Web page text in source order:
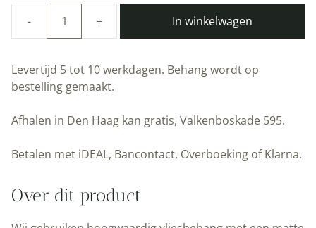
Botanisch
17
|100
x
280
|
In winkelwagen
Levertijd 5 tot 10 werkdagen. Behang wordt op
bestelling gemaakt.
Afhalen in Den Haag kan gratis, Valkenboskade 595.
Betalen met iDEAL, Bancontact, Overboeking of Klarna.
Over dit product